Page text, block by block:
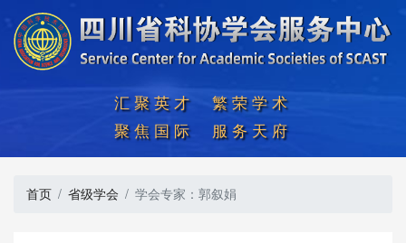
汇聚英才  繁荣学术
聚焦国际  服务天府
首页 省级学会 学会专家：郭叙娟